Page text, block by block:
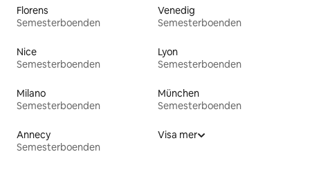
Florens
Semesterboenden
Venedig
Semesterboenden
Nice
Semesterboenden
Lyon
Semesterboenden
Milano
Semesterboenden
München
Semesterboenden
Annecy
Semesterboenden
Visa mer